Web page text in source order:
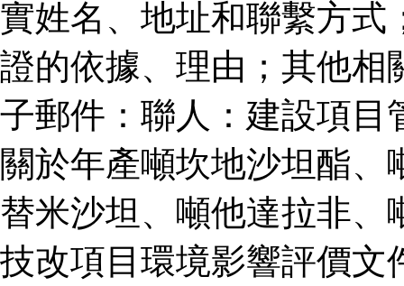
實姓名、地址和聯繫方式
證的依據、理由；其他相
子郵件：聯人：建設項目
關於年產噸坎地沙坦酯
替米沙坦、噸他達拉非
技改項目環境影響評價文